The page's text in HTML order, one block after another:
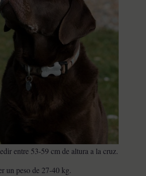
entre 53-59 cm de altura a la cruz.
un peso de 27-40 kg.